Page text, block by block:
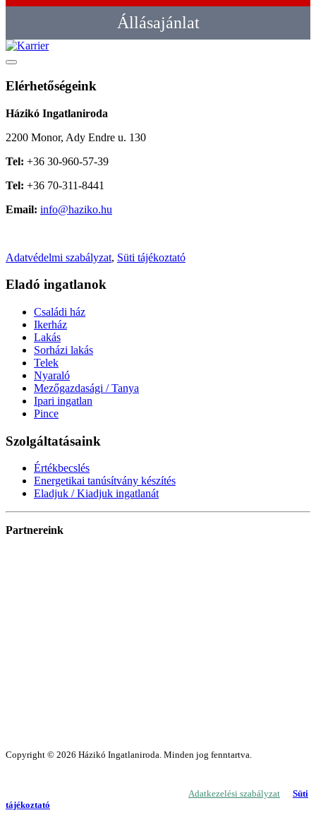
Állásajánlat
Elérhetőségeink
Házikó Ingatlaniroda
2200 Monor, Ady Endre u. 130
Tel: +36 30-960-57-39
Tel: +36 70-311-8441
Email: info@haziko.hu
Adatvédelmi szabályzat, Süti tájékoztató
Eladó ingatlanok
Családi ház
Ikerház
Lakás
Sorházi lakás
Telek
Nyaraló
Mezőgazdasági / Tanya
Ipari ingatlan
Pince
Szolgáltatásaink
Értékbecslés
Energetikai tanúsítvány készítés
Eladjuk / Kiadjuk ingatlanát
Partnereink
Copyright © 2026 Házikó Ingatlaniroda. Minden jog fenntartva.
Adatkezelési szabályzat
Süti
tájékoztató